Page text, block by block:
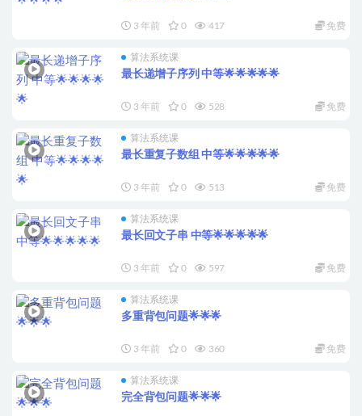
3 年前 0 417 免费
算法系统课
最长递增子序列 中等🌟🌟🌟🌟🌟
3 年前 0 528 免费
算法系统课
最长重复子数组 中等🌟🌟🌟🌟🌟
3 年前 0 513 免费
算法系统课
最长回文子串 中等🌟🌟🌟🌟🌟
3 年前 0 597 免费
算法系统课
多重背包问题🌟🌟🌟
3 年前 0 360 免费
算法系统课
完全背包问题🌟🌟🌟